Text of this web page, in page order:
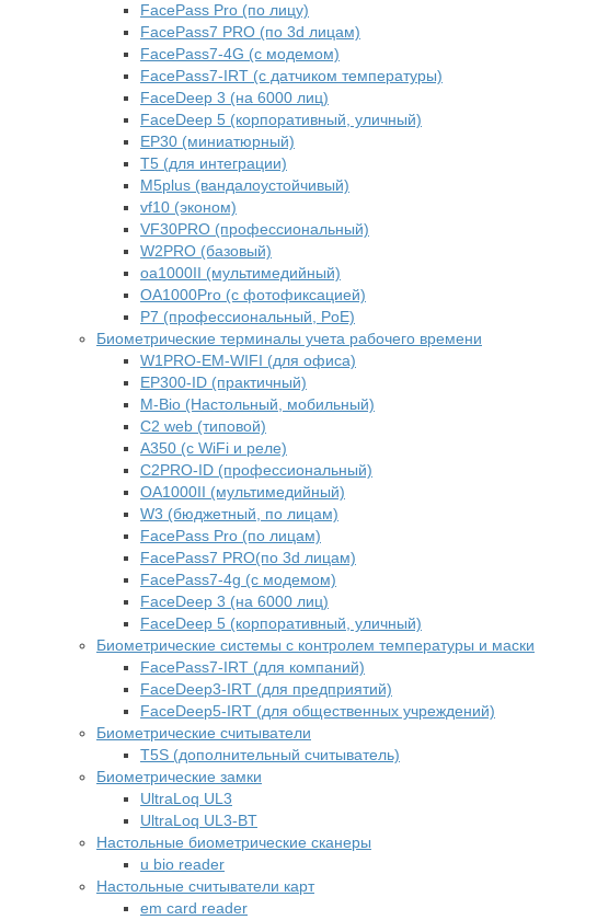
FacePass Pro (по лицу)
FacePass7 PRO (по 3d лицам)
FacePass7-4G (с модемом)
FacePass7-IRT (с датчиком температуры)
FaceDeep 3 (на 6000 лиц)
FaceDeep 5 (корпоративный, уличный)
EP30 (миниатюрный)
T5 (для интеграции)
M5plus (вандалоустойчивый)
vf10 (эконом)
VF30PRO (профессиональный)
W2PRO (базовый)
oa1000II (мультимедийный)
OA1000Pro (с фотофиксацией)
P7 (профессиональный, PoE)
Биометрические терминалы учета рабочего времени
W1PRO-EM-WIFI (для офиса)
EP300-ID (практичный)
M-Bio (Настольный, мобильный)
С2 web (типовой)
A350 (с WiFi и реле)
C2PRO-ID (профессиональный)
OA1000II (мультимедийный)
W3 (бюджетный, по лицам)
FacePass Pro (по лицам)
FacePass7 PRO(по 3d лицам)
FacePass7-4g (с модемом)
FaceDeep 3 (на 6000 лиц)
FaceDeep 5 (корпоративный, уличный)
Биометрические системы с контролем температуры и маски
FacePass7-IRT (для компаний)
FaceDeep3-IRT (для предприятий)
FaceDeep5-IRT (для общественных учреждений)
Биометрические считыватели
T5S (дополнительный считыватель)
Биометрические замки
UltraLoq UL3
UltraLoq UL3-BT
Настольные биометрические сканеры
u bio reader
Настольные считыватели карт
em card reader